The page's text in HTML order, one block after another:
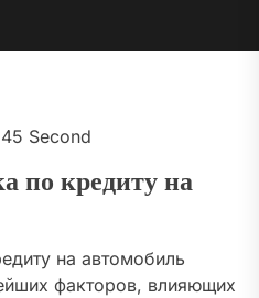
Second
по кредиту на
на автомобиль
факторов, влияющих